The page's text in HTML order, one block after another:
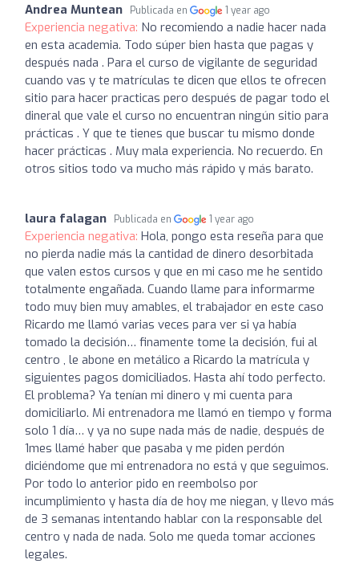
Andrea Muntean Publicada en 1 year ago
Experiencia negativa: No recomiendo a nadie hacer nada
en esta academia. Todo súper bien hasta que pagas y
después nada . Para el curso de vigilante de seguridad
cuando vas y te matrículas te dicen que ellos te ofrecen
sitio para hacer practicas pero después de pagar todo el
dineral que vale el curso no encuentran ningún sitio para
prácticas . Y que te tienes que buscar tu mismo donde
hacer prácticas . Muy mala experiencia. No recuerdo. En
otros sitios todo va mucho más rápido y más barato.
laura falagan Publicada en 1 year ago
Experiencia negativa: Hola, pongo esta reseña para que
no pierda nadie más la cantidad de dinero desorbitada
que valen estos cursos y que en mi caso me he sentido
totalmente engañada. Cuando llame para informarme
todo muy bien muy amables, el trabajador en este caso
Ricardo me llamó varias veces para ver si ya había
tomado la decisión… finamente tome la decisión, fui al
centro , le abone en metálico a Ricardo la matrícula y
siguientes pagos domiciliados. Hasta ahí todo perfecto.
El problema? Ya tenían mi dinero y mi cuenta para
domiciliarlo. Mi entrenadora me llamó en tiempo y forma
solo 1 día… y ya no supe nada más de nadie, después de
1mes llamé haber que pasaba y me piden perdón
diciéndome que mi entrenadora no está y que seguimos.
Por todo lo anterior pido en reembolso por
incumplimiento y hasta día de hoy me niegan, y llevo más
de 3 semanas intentando hablar con la responsable del
centro y nada de nada. Solo me queda tomar acciones
legales.